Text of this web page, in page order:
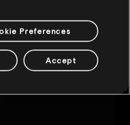
Preferences
Accept